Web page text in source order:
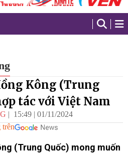
Kông (Trung
tác với Việt Nam
15:49 | 01/11/2024
trên
(Trung Quốc) mong muốn